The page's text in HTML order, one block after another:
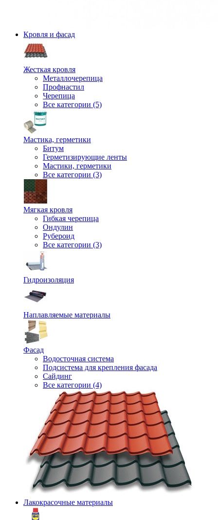
Кровля и фасад
Жесткая кровля
Металлочерепица
Профнастил
Черепица
Все категории (5)
Мастика, герметики
Битум
Герметизирующие ленты
Мастики, герметики
Все категории (3)
Мягкая кровля
Гибкая черепица
Ондулин
Рубероид
Все категории (3)
Гидроизоляция
Наплавляемые материалы
Фасад
Водосточная система
Подсистема для крепления фасада
Сайдинг
Все категории (4)
Лакокрасочные материалы